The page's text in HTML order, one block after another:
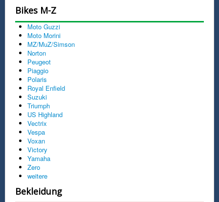
Bikes M-Z
Moto Guzzi
Moto Morini
MZ/MuZ/Simson
Norton
Peugeot
Piaggio
Polaris
Royal Enfield
Suzuki
Triumph
US Highland
Vectrix
Vespa
Voxan
Victory
Yamaha
Zero
weitere
Bekleidung